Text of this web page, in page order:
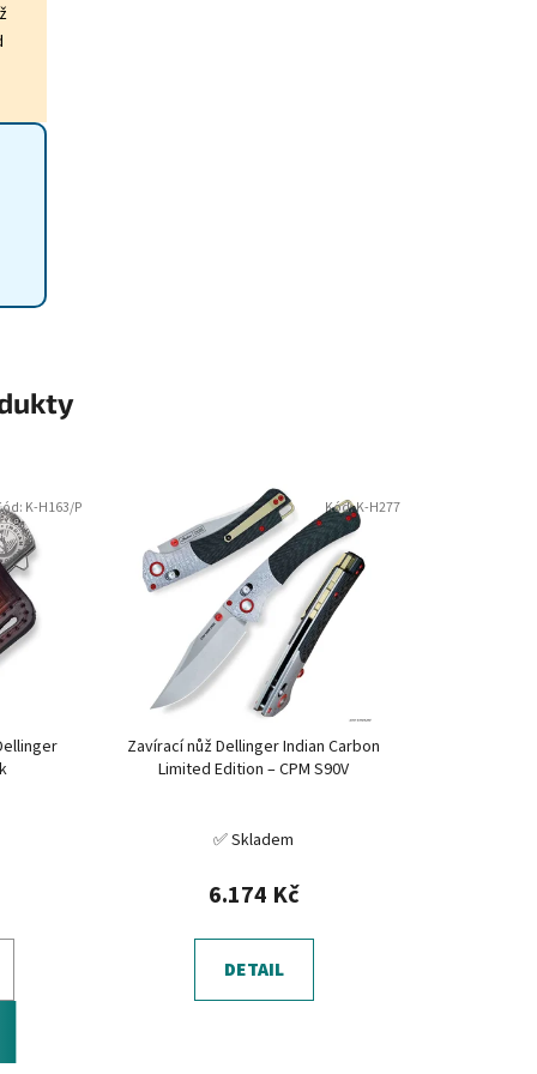
K-H163/P
Zavírací nůž Dellinger Indian Carbon
Limited Edition – CPM S90V
✅ Skladem
6.174 Kč
DETAIL
Kód:K-H277